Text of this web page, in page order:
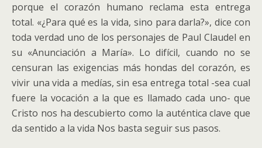
porque el corazón humano reclama esta entrega
total. «¿Para qué es la vida, sino para darla?», dice con
toda verdad uno de los personajes de Paul Claudel en
su «Anunciación a María». Lo difícil, cuando no se
censuran las exigencias más hondas del corazón, es
vivir una vida a medías, sin esa entrega total -sea cual
fuere la vocación a la que es llamado cada uno- que
Cristo nos ha descubierto como la auténtica clave que
da sentido a la vida Nos basta seguir sus pasos.